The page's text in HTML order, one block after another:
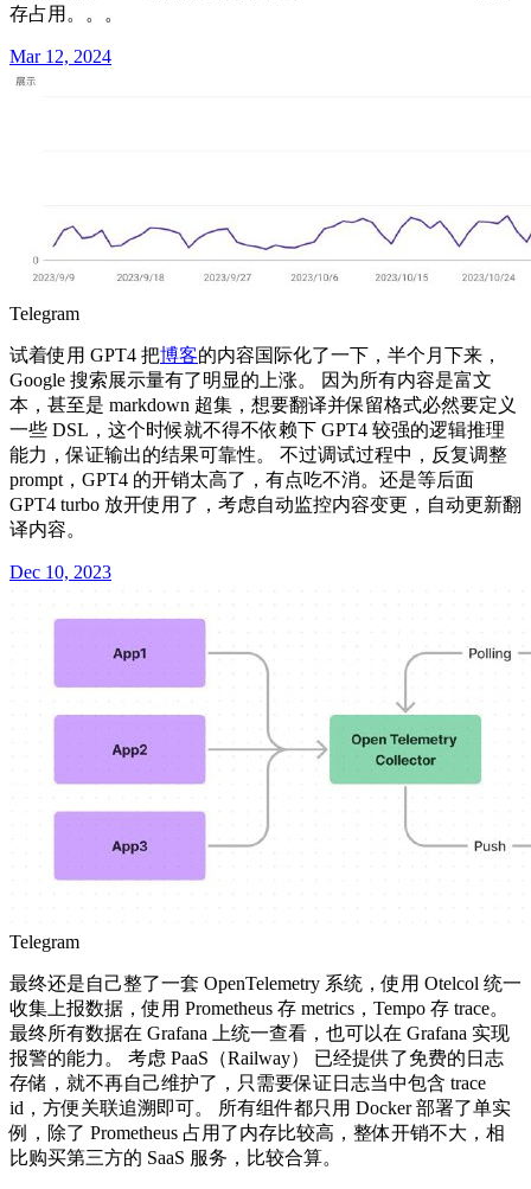
存占用。。。
Mar 12, 2024
Telegram
试着使用 GPT4 把博客的内容国际化了一下，半个月下来，
Google 搜索展示量有了明显的上涨。 因为所有内容是富文
本，甚至是 markdown 超集，想要翻译并保留格式必然要定义
一些 DSL，这个时候就不得不依赖下 GPT4 较强的逻辑推理
能力，保证输出的结果可靠性。 不过调试过程中，反复调整
prompt，GPT4 的开销太高了，有点吃不消。还是等后面
GPT4 turbo 放开使用了，考虑自动监控内容变更，自动更新翻
译内容。
Dec 10, 2023
Telegram
最终还是自己整了一套 OpenTelemetry 系统，使用 Otelcol 统一
收集上报数据，使用 Prometheus 存 metrics，Tempo 存 trace。
最终所有数据在 Grafana 上统一查看，也可以在 Grafana 实现
报警的能力。 考虑 PaaS（Railway） 已经提供了免费的日志
存储，就不再自己维护了，只需要保证日志当中包含 trace
id，方便关联追溯即可。 所有组件都只用 Docker 部署了单实
例，除了 Prometheus 占用了内存比较高，整体开销不大，相
比购买第三方的 SaaS 服务，比较合算。